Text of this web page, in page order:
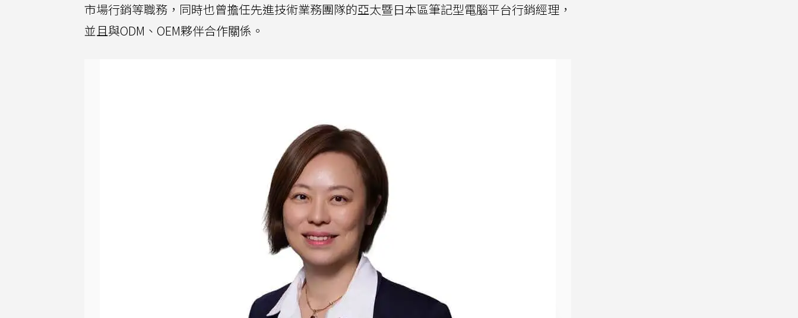
市場行銷等職務，同時也曾擔任先進技術業務團隊的亞太暨日本區筆記型電腦平台行銷經理，
並且與ODM、OEM夥伴合作關係。